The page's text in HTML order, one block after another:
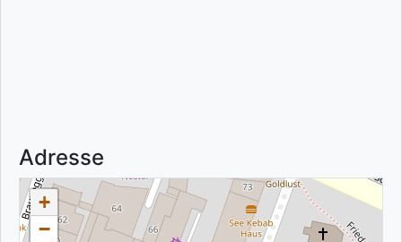
Adresse
+
−